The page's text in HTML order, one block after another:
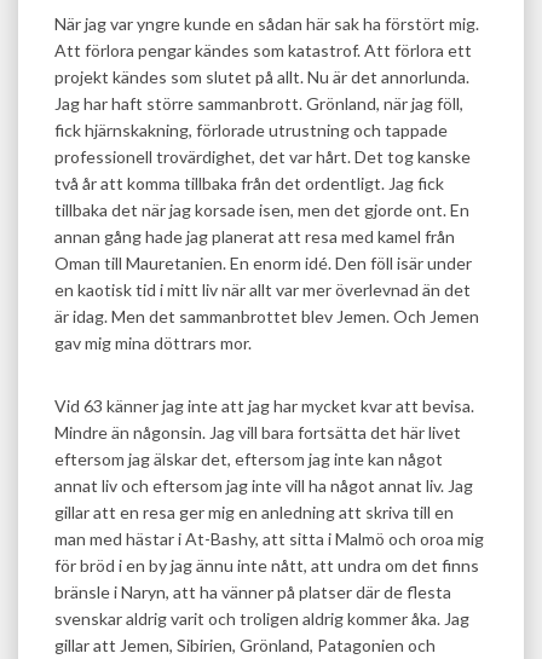
När jag var yngre kunde en sådan här sak ha förstört mig.
Att förlora pengar kändes som katastrof. Att förlora ett
projekt kändes som slutet på allt. Nu är det annorlunda.
Jag har haft större sammanbrott. Grönland, när jag föll,
fick hjärnskakning, förlorade utrustning och tappade
professionell trovärdighet, det var hårt. Det tog kanske
två år att komma tillbaka från det ordentligt. Jag fick
tillbaka det när jag korsade isen, men det gjorde ont. En
annan gång hade jag planerat att resa med kamel från
Oman till Mauretanien. En enorm idé. Den föll isär under
en kaotisk tid i mitt liv när allt var mer överlevnad än det
är idag. Men det sammanbrottet blev Jemen. Och Jemen
gav mig mina döttrars mor.
Vid 63 känner jag inte att jag har mycket kvar att bevisa.
Mindre än någonsin. Jag vill bara fortsätta det här livet
eftersom jag älskar det, eftersom jag inte kan något
annat liv och eftersom jag inte vill ha något annat liv. Jag
gillar att en resa ger mig en anledning att skriva till en
man med hästar i At-Bashy, att sitta i Malmö och oroa mig
för bröd i en by jag ännu inte nått, att undra om det finns
bränsle i Naryn, att ha vänner på platser där de flesta
svenskar aldrig varit och troligen aldrig kommer åka. Jag
gillar att Jemen, Sibirien, Grönland, Patagonien och